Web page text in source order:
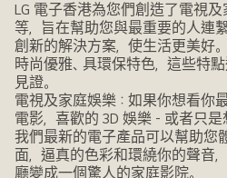
LG 電子香港為您們創造了電視
等，旨在幫助您與最重要的人連
創新的解決方案，使生活更美好
時尚優雅、具環保特色，這些特
見證。
電視及家庭娛樂：如果你想看你
電影，喜歡的 3D 娛樂 - 或者只
我們最新的電子產品可以幫助您
面，逼真的色彩和環繞你的聲音
廳變成一個驚人的家庭影院。